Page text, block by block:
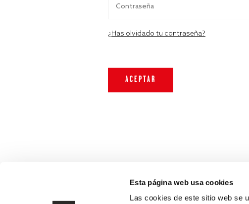
Esta página web usa cookies
Las cookies de este sitio web se
¿Has olvidado tu contraseña?